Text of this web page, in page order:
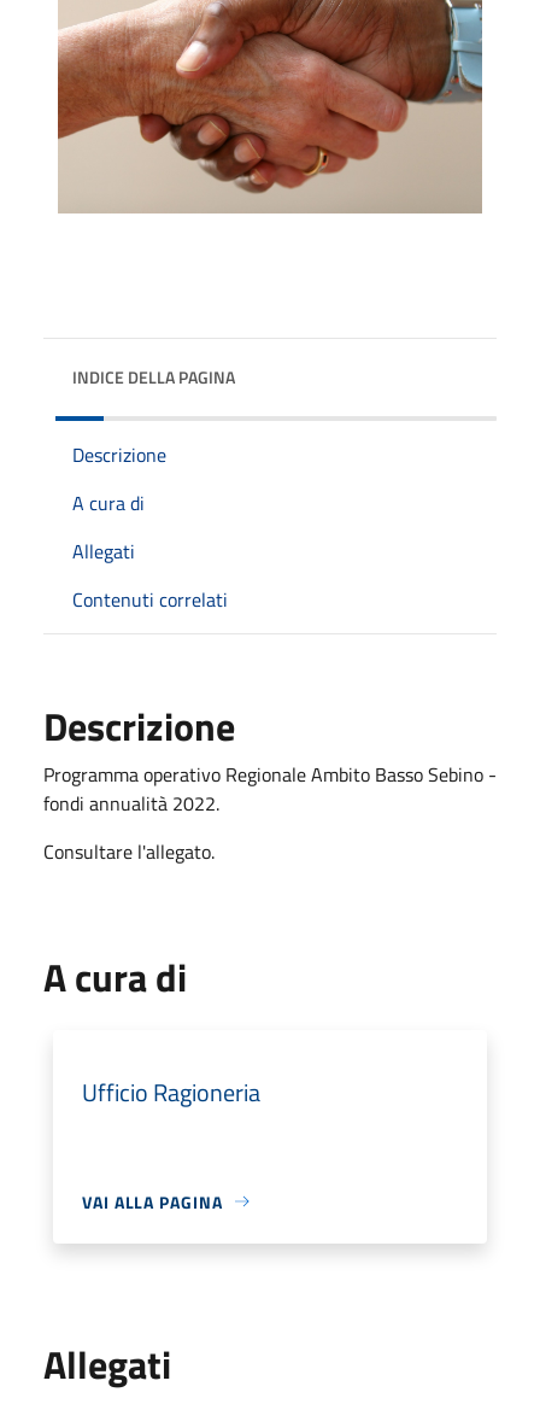
INDICE DELLA PAGINA
Descrizione
A cura di
Allegati
Contenuti correlati
Descrizione
Programma operativo Regionale Ambito Basso Sebino -
fondi annualità 2022.
Consultare l'allegato.
A cura di
Ufficio Ragioneria
VAI ALLA PAGINA
Allegati